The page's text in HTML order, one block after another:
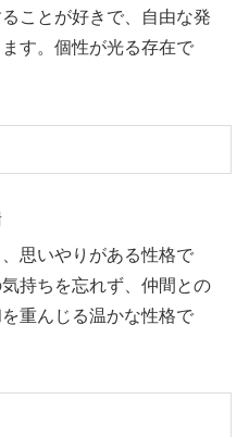
ことが好きで、自由な発
す。個性が光る存在で
思いやりがある性格で
持ちを忘れず、仲間との
重んじる温かな性格で